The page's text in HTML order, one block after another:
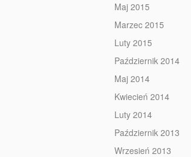
Maj 2015
Marzec 2015
Luty 2015
Październik 2014
Maj 2014
Kwiecień 2014
Luty 2014
Październik 2013
Wrzesień 2013